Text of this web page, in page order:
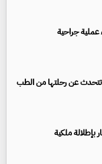
جراحية
عن رحلتها من الطب
ملكية